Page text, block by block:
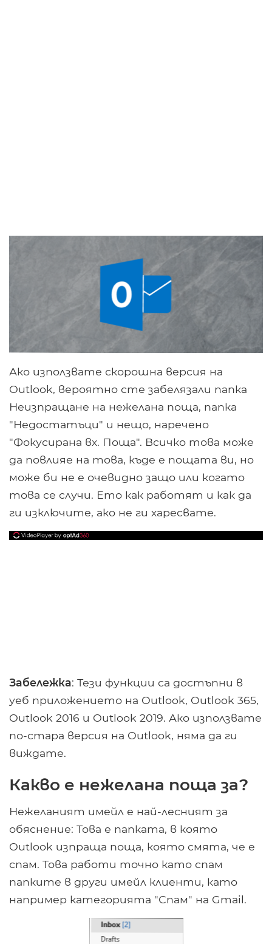
Ако използвате скорошна версия на
Outlook, вероятно сте забелязали папка
Неизпращане на нежелана поща, папка
"Недостатъци" и нещо, наречено
"Фокусирана вх. Поща". Всичко това може
да повлияе на това, къде е пощата ви, но
може би не е очевидно защо или когато
това се случи. Ето как работят и как да
ги изключите, ако не ги харесвате.
Забележка: Тези функции са достъпни в
уеб приложението на Outlook, Outlook 365,
Outlook 2016 и Outlook 2019. Ако използвате
по-стара версия на Outlook, няма да ги
виждате.
Какво е нежелана поща за?
Нежеланият имейл е най-лесният за
обяснение: Това е папката, в която
Outlook изпраща поща, която смята, че е
спам. Това работи точно като спам
папките в други имейл клиенти, като
например категорията "Спам" на Gmail.